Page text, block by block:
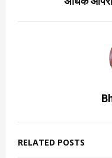
RELATED POSTS